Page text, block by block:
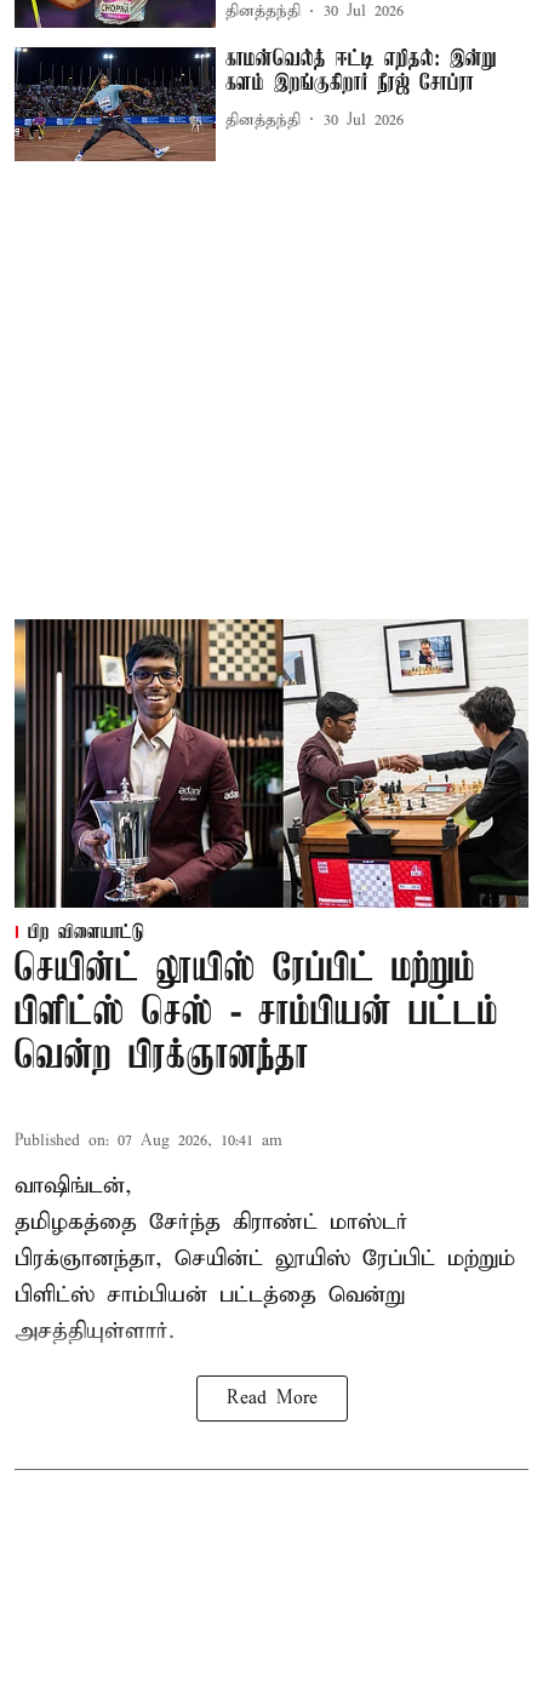
தினத்தந்தி 30 Jul 2026
காமன்வெல்த் ஈட்டி எறிதல்: இன்று
களம் இறங்குகிறார் நீரஜ் சோப்ரா
தினத்தந்தி 30 Jul 2026
பிற விளையாட்டு
செயின்ட் லூயிஸ் ரேப்பிட் மற்றும்
பிளிட்ஸ் செஸ் - சாம்பியன் பட்டம்
வென்ற பிரக்ஞானந்தா
Published on: 07 Aug 2026, 10:41 am
வாஷிங்டன்,
தமிழகத்தை சேர்ந்த கிராண்ட் மாஸ்டர்
பிரக்ஞானந்தா, செயின்ட் லூயிஸ் ரேப்பிட் மற்றும்
பிளிட்ஸ் சாம்பியன் பட்டத்தை வென்று
அசத்தியுள்ளார்.
Read More